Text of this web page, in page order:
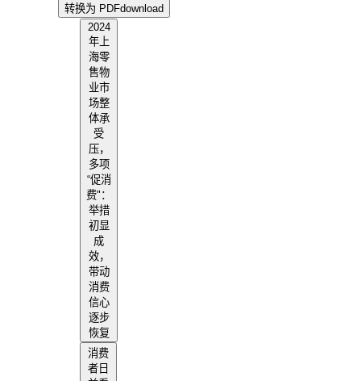
转换为 PDFdownload
2024
年上
海零
售物
业市
场整
体承
受
压，
多项
“促消
费"：
举措
初显
成
效，
带动
消费
信心
逐步
恢复
消费
者日